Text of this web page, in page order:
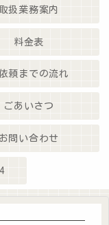
扱業務案内
料金表
頼までの流れ
ごあいさつ
お問い合わせ